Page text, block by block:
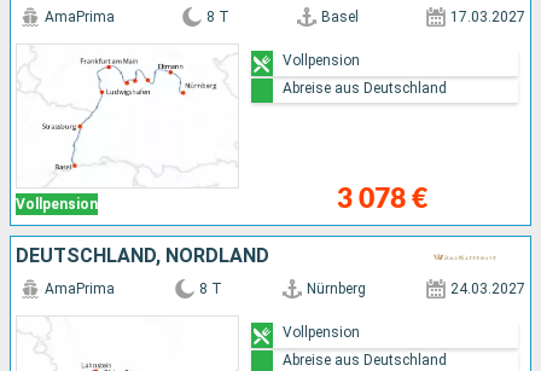
Vollpension
AmaPrima 8 T Basel 17.03.2027
3 078 €
Vollpension
Abreise aus Deutschland
DEUTSCHLAND, NORDLAND
AmaPrima 8 T Nürnberg 24.03.2027
Vollpension
Abreise aus Deutschland